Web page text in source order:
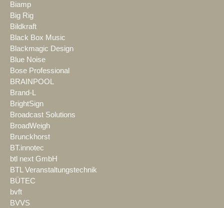
Biamp
Big Rig
Bildkraft
Black Box Music
Blackmagic Design
Blue Noise
Bose Professional
BRAINPOOL
Brand-L
BrightSign
Broadcast Solutions
BroadWeigh
Brunckhorst
BT.innotec
btl next GmbH
BTL Veranstaltungstechnik
BÜTEC
bvft
BVVS